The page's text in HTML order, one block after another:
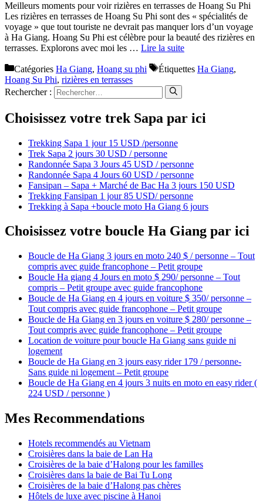
Meilleurs moments pour voir rizières en terrasses de Hoang Su Phi
Les rizières en terrasses de Hoang Su Phi sont des « spécialités de
voyage » que tout touriste ne devrait pas manquer lors d’un voyage
à Ha Giang. Hoang Su Phi est célèbre pour la beauté des rizières en
terrasses. Explorons avec moi les … Lire la suite
Catégories Ha Giang, Hoang su phi Étiquettes Ha Giang,
Hoang Su Phi, rizières en terrasses
Rechercher :
Choisissez votre trek Sapa par ici
Trekking Sapa 1 jour 15 USD /personne
Trek Sapa 2 jours 30 USD / personne
Randonnée Sapa 3 Jours 45 USD / personne
Randonnée Sapa 4 Jours 60 USD / personne
Fansipan – Sapa + Marché de Bac Ha 3 jours 150 USD
Trekking Fansipan 1 jour 85 USD/ personne
Trekking à Sapa +boucle moto Ha Giang 6 jours
Choisissez votre boucle Ha Giang par ici
Boucle de Ha Giang 3 jours en moto 240 $ / personne – Tout
compris avec guide francophone – Petit groupe
Boucle Ha giang 4 Jours en moto $ 290/ personne – Tout
compris – Petit groupe avec guide francophone
Boucle de Ha Giang en 4 jours en voiture $ 350/ personne –
Tout compris avec guide francophone – Petit groupe
Boucle de Ha Giang en 3 jours en voiture $ 280/ personne –
Tout compris avec guide francophone – Petit groupe
Location de voiture pour boucle Ha Giang sans guide ni
logement
Boucle de Ha Giang en 3 jours easy rider 179 / personne-
Sans guide ni logement – Petit groupe
Boucle de Ha Giang en 4 jours 3 nuits en moto en easy rider (
224 USD / personne )
Mes Recommendations
Hotels recommendés au Vietnam
Croisières dans la baie de Lan Ha
Croisières de la baie d’Halong pour les familles
Croisières dans la baie de Bai Tu Long
Croisières de la baie d’Halong pas chères
Hôtels de luxe avec piscine à Hanoi